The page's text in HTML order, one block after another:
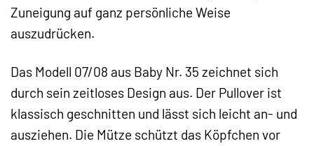
Zuneigung auf ganz persönliche Weise
auszudrücken.
Das Modell 07/08 aus Baby Nr. 35 zeichnet sich
durch sein zeitloses Design aus. Der Pullover ist
klassisch geschnitten und lässt sich leicht an- und
ausziehen. Die Mütze schützt das Köpfchen vor